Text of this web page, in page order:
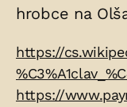
hrobce na
Zdroje:
https://
https://